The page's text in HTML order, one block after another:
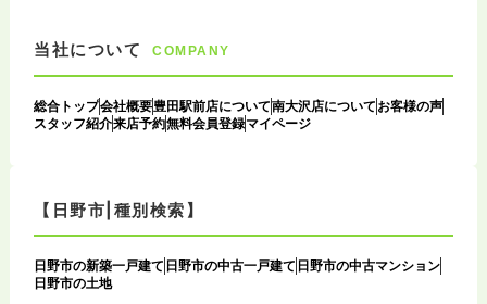
当社について COMPANY
総合トップ会社概要豊田駅前店について南大沢店について お客様の声
スタッフ紹介来店予約無料会員登録マイページ
【日野市|種別検索】
日野市の新築一戸建て 日野市の中古一戸建て 日野市の中古マンション
日野市の土地